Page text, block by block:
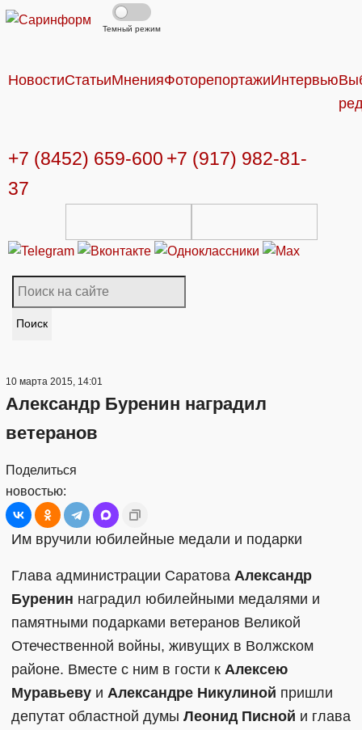
Темный режим
НовостиСтатьиМненияФоторепортажиИнтервью
+7 (8452) 659-600 +7 (917) 982-81-
37
Поиск
10 марта 2015, 14:01
Александр Буренин наградил
ветеранов
Поделиться
новостью:
Им вручили юбилейные медали и подарки
Глава администрации Саратова Александр
Буренин наградил юбилейными медалями и
памятными подарками ветеранов Великой
Отечественной войны, живущих в Волжском
районе. Вместе с ним в гости к Алексею
Муравьеву и Александре Никулиной пришли
депутат областной думы Леонид Писной и глава